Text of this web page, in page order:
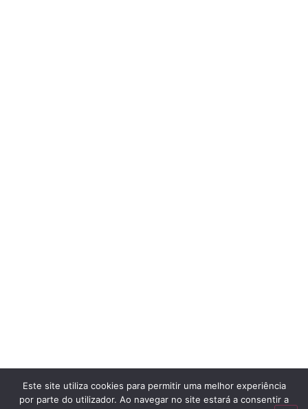
Este site utiliza cookies para permitir uma melhor experiência
por parte do utilizador. Ao navegar no site estará a consentir a